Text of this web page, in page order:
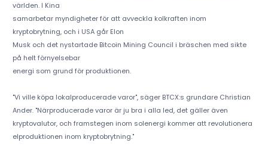
världen. I Kina
samarbetar myndigheter för att avveckla kolkraften inom
kryptobrytning, och i USA går Elon
Musk och det nystartade Bitcoin Mining Council i bräschen med sikte
på helt förnyelsebar
energi som grund för produktionen.
"Vi ville köpa lokalproducerade varor", säger BTCX:s grundare Christian
Ander. "Närproducerade varor är ju bra i alla led, det gäller även
kryptovalutor, och framstegen inom solenergi kommer att revolutionera
elproduktionen inom kryptobrytning."